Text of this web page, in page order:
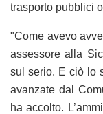
trasporto pubblici
"Come avevo
assessore alla
sul serio. E ciò lo
avanzate dal
ha accolto.